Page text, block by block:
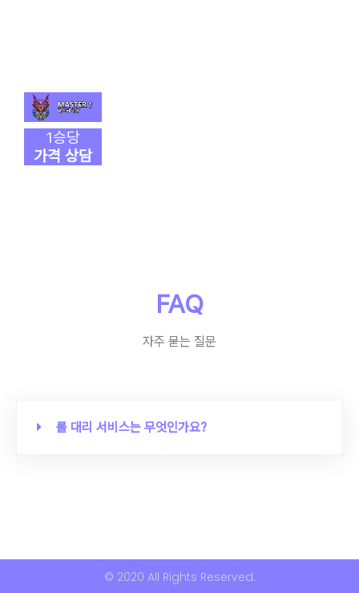
1승당
가격 상담
FAQ
자주 묻는 질문
롤 대리 서비스는 무엇인가요?
© 2020 All Rights Reserved.